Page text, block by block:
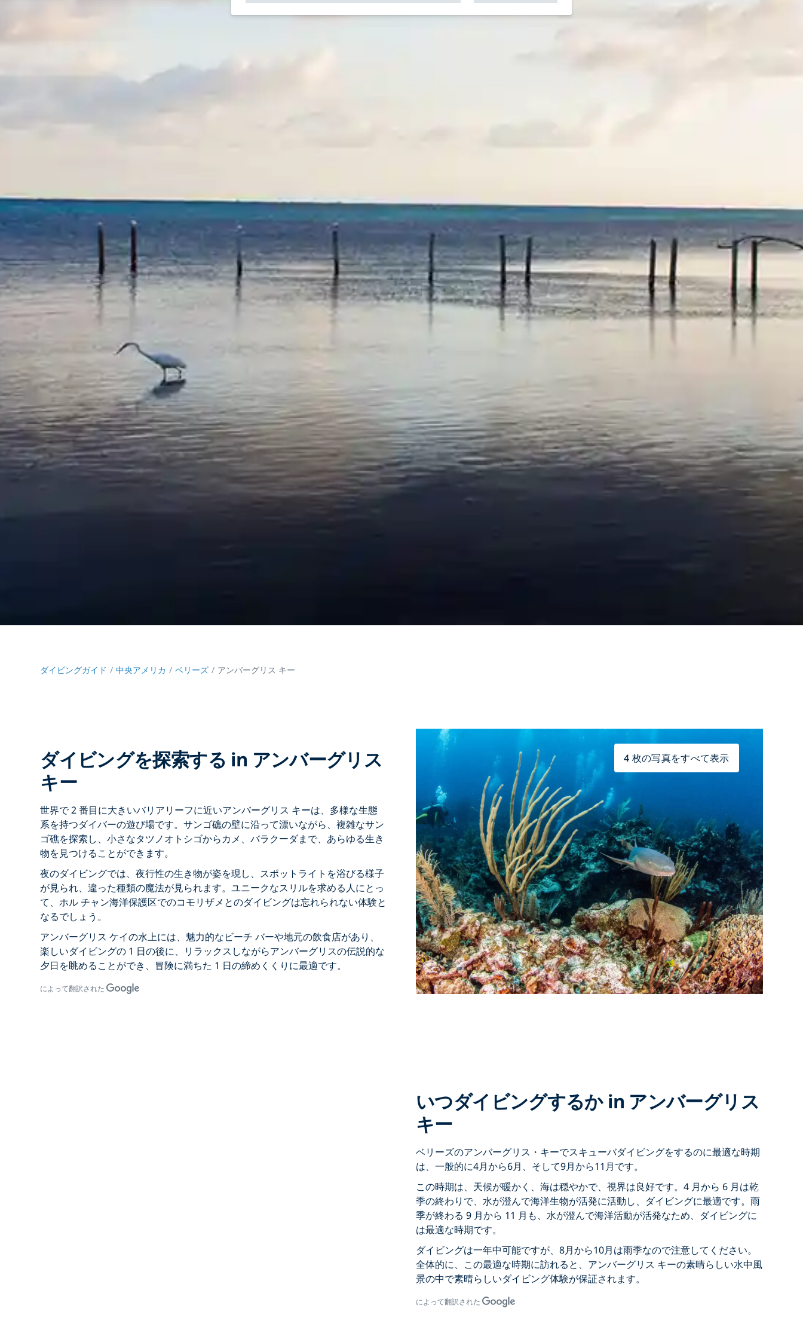
ダイビングガイド 中央アメリカ ベリーズ アンバーグリス キー
ダイビングを探索する in アンバーグリス
キー
世界で 2 番目に大きいバリアリーフに近いアンバーグリス キーは、多様な生態
系を持つダイバーの遊び場です。サンゴ礁の壁に沿って漂いながら、複雑なサン
ゴ礁を探索し、小さなタツノオトシゴからカメ、バラクーダまで、あらゆる生き
物を見つけることができます。
夜のダイビングでは、夜行性の生き物が姿を現し、スポットライトを浴びる様子
が見られ、違った種類の魔法が見られます。ユニークなスリルを求める人にとっ
て、ホル チャン海洋保護区でのコモリザメとのダイビングは忘れられない体験と
なるでしょう。
アンバーグリス ケイの水上には、魅力的なビーチ バーや地元の飲食店があり、
楽しいダイビングの 1 日の後に、リラックスしながらアンバーグリスの伝説的な
夕日を眺めることができ、冒険に満ちた 1 日の締めくくりに最適です。
によって翻訳された
4 枚の写真をすべて表示
いつダイビングするか in アンバーグリス
キー
ベリーズのアンバーグリス・キーでスキューバダイビングをするのに最適な時期
は、一般的に4月から6月、そして9月から11月です。
この時期は、天候が暖かく、海は穏やかで、視界は良好です。4 月から 6 月は乾
季の終わりで、水が澄んで海洋生物が活発に活動し、ダイビングに最適です。雨
季が終わる 9 月から 11 月も、水が澄んで海洋活動が活発なため、ダイビングに
は最適な時期です。
ダイビングは一年中可能ですが、8月から10月は雨季なので注意してください。
全体的に、この最適な時期に訪れると、アンバーグリス キーの素晴らしい水中風
景の中で素晴らしいダイビング体験が保証されます。
によって翻訳された